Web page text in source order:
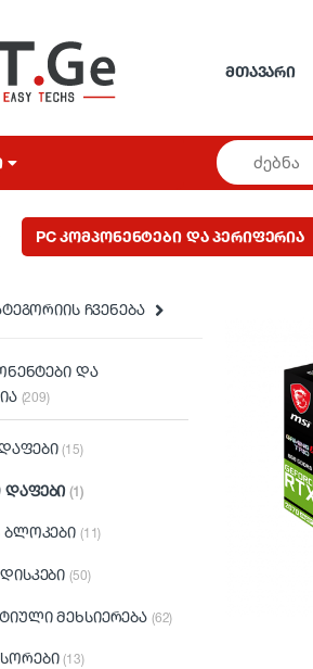
ᲛᲗᲐᲕᲐᲠᲘ
PC კომპონენტები და პერიფერია
ჩვენება
და
(209)
(15)
დაფები(1)
ბლოკები (11)
(50)
მეხსიერება (62)
(13)